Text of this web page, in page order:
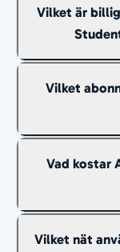
Vilket är
hela
och sms inom
Vilket
bestämma är
för lite går det
Vad kostar
beroende på
Vilket nät